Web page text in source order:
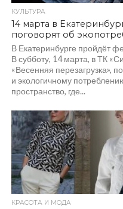
КУЛЬТУРА
14 марта в
поговорят об
В Екатеринбурге пройдёт
В субботу, 14 марта, в ТК
«Весенняя перезагрузка»,
и экологичному
пространство, где...
КРАСОТА И МОДА